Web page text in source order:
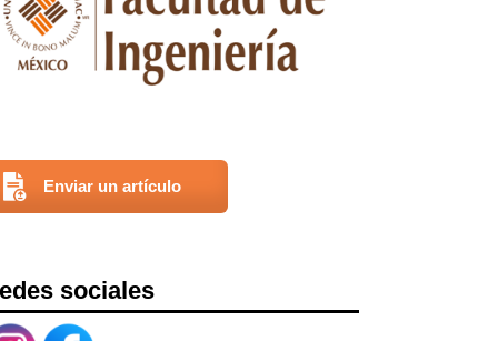
Enviar un artículo
sociales